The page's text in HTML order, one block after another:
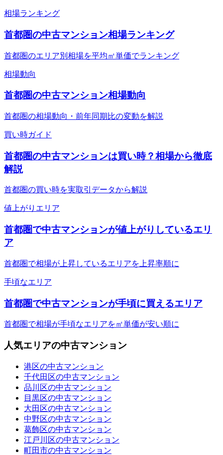
相場ランキング
首都圏の中古マンション相場ランキング
首都圏のエリア別相場を平均㎡単価でランキング
相場動向
首都圏の中古マンション相場動向
首都圏の相場動向・前年同期比の変動を解説
買い時ガイド
首都圏の中古マンションは買い時？相場から徹底
解説
首都圏の買い時を実取引データから解説
値上がりエリア
首都圏で中古マンションが値上がりしているエリ
ア
首都圏で相場が上昇しているエリアを上昇率順に
手頃なエリア
首都圏で中古マンションが手頃に買えるエリア
首都圏で相場が手頃なエリアを㎡単価が安い順に
人気エリアの中古マンション
港区の中古マンション
千代田区の中古マンション
品川区の中古マンション
目黒区の中古マンション
大田区の中古マンション
中野区の中古マンション
葛飾区の中古マンション
江戸川区の中古マンション
町田市の中古マンション